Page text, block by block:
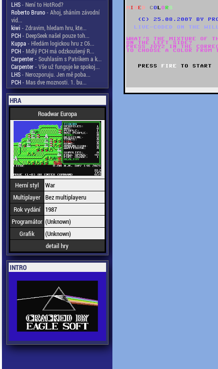
LHS- Není to HotRod?
Roberto Bruno- Ahoj, sháním závodní
vid...
kiwi - Zdravim, hledam hru, kte...
PCH- DeepSeek našel pouze toh...
Kuppa - Hledám logickou hru z C6...
PCH- Mdlý PCH má odzkoušený R...
Carpenter- Souhlasím s Patrikem a k...
Carpenter- Vše už funguje ke spokoj...
LHS- Nerozporuju. Jen mě poba...
PCH- Mas dve moznosti. 1. bu...
HRA
Roadwar Europa
Herní styl
War
Multiplayer Bez multiplayeru
Rok vydání
1987
Programátor (Unknown)
Grafik
(Unknown)
detail hry
INTRO